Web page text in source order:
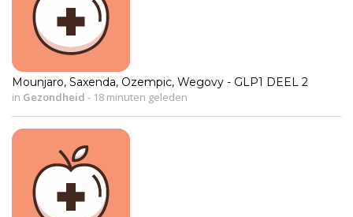
Mounjaro, Saxenda, Ozempic, Wegovy - GLP1 DEEL 2
in Gezondheid - 18 minuten geleden